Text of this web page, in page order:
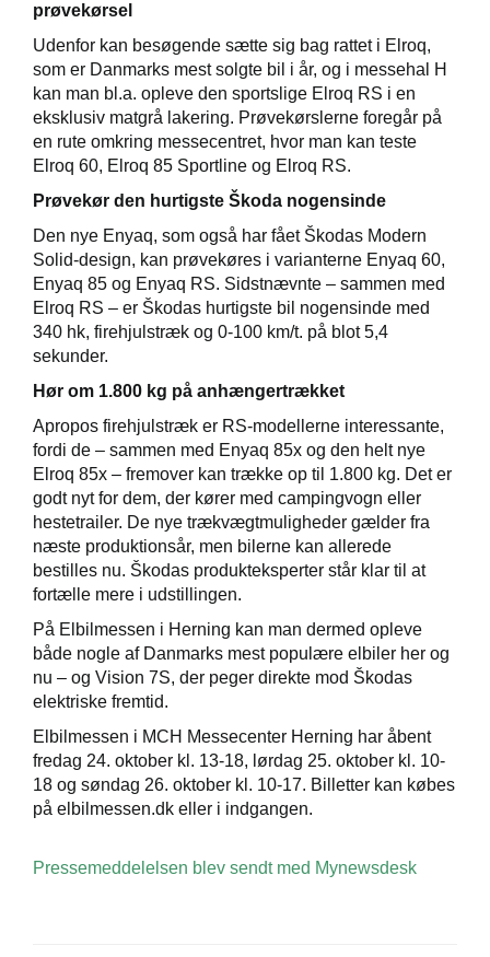
prøvekørsel
Udenfor kan besøgende sætte sig bag rattet i Elroq,
som er Danmarks mest solgte bil i år, og i messehal H
kan man bl.a. opleve den sportslige Elroq RS i en
eksklusiv matgrå lakering. Prøvekørslerne foregår på
en rute omkring messecentret, hvor man kan teste
Elroq 60, Elroq 85 Sportline og Elroq RS.
Prøvekør den hurtigste Škoda nogensinde
Den nye Enyaq, som også har fået Škodas Modern
Solid-design, kan prøvekøres i varianterne Enyaq 60,
Enyaq 85 og Enyaq RS. Sidstnævnte – sammen med
Elroq RS – er Škodas hurtigste bil nogensinde med
340 hk, firehjulstræk og 0-100 km/t. på blot 5,4
sekunder.
Hør om 1.800 kg på anhængertrækket
Apropos firehjulstræk er RS-modellerne interessante,
fordi de – sammen med Enyaq 85x og den helt nye
Elroq 85x – fremover kan trække op til 1.800 kg. Det er
godt nyt for dem, der kører med campingvogn eller
hestetrailer. De nye trækvægtmuligheder gælder fra
næste produktionsår, men bilerne kan allerede
bestilles nu. Škodas produkteksperter står klar til at
fortælle mere i udstillingen.
På Elbilmessen i Herning kan man dermed opleve
både nogle af Danmarks mest populære elbiler her og
nu – og Vision 7S, der peger direkte mod Škodas
elektriske fremtid.
Elbilmessen i MCH Messecenter Herning har åbent
fredag 24. oktober kl. 13-18, lørdag 25. oktober kl. 10-
18 og søndag 26. oktober kl. 10-17. Billetter kan købes
på elbilmessen.dk eller i indgangen.
Pressemeddelelsen blev sendt med Mynewsdesk